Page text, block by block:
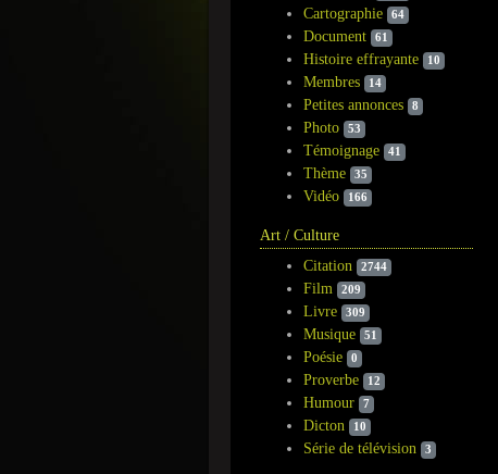
Cartographie 64
Document 61
Histoire effrayante 10
Membres 14
Petites annonces 8
Photo 53
Témoignage 41
Thème 35
Vidéo 166
Art / Culture
Citation
2744
Film 209
Livre 309
Musique 51
Poésie 0
Proverbe 12
Humour 7
Dicton 10
Série de télévision 3